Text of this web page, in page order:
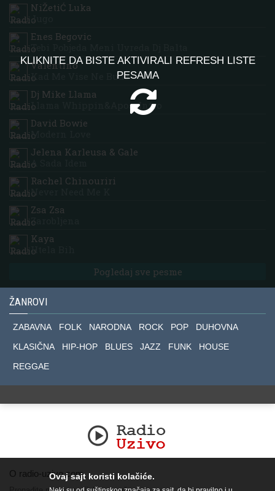
KLIKNITE DA BISTE AKTIVIRALI REFRESH LISTE
PESAMA
NiŽetiĆ Luka
Jugo
Enes Begovic
Tebi Pobjeda Meni Uvreda Dj Balta
Valentino
Kad Me Vise Ne Bude
Dj Mike Llama
Llama Whippin&apos; Intro
David Bowie
Modern Love
Jelena Karleusa & Gale
A Sada Idem
Rachel Chinouriri
Never Need Me K
Zsa Zsa
Zarobljena
Kaya
Htela Bih
Pogledaj sve pesme
ŽANROVI
ZABAVNA FOLK NARODNA ROCK POP
DUHOVNA
KLASIČNA
HIP-HOP BLUES JAZZ FUNK
HOUSE
REGGAE
O radio-uzivo.comOvaj sajt koristi kolačiće.